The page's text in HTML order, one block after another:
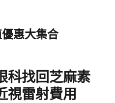
惠大集合
科找回芝麻素
視雷射費用